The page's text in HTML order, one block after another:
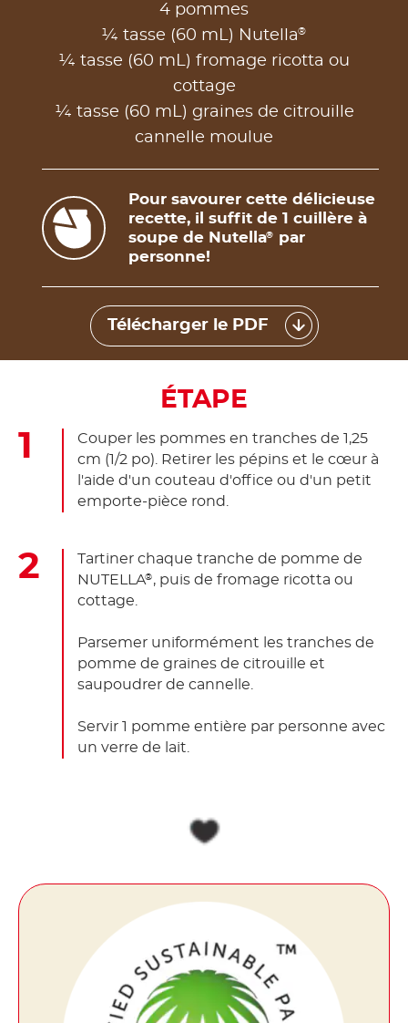
4 pommes
¼ tasse (60 mL) Nutella®
¼ tasse (60 mL) fromage ricotta ou
cottage
¼ tasse (60 mL) graines de citrouille
cannelle moulue
Pour savourer cette délicieuse
recette, il suffit de 1 cuillère à
soupe de Nutella®
par
personne!
Télécharger le PDF
ÉTAPE
Couper les pommes en tranches de 1,25
cm (1/2 po). Retirer les pépins et le cœur à
l'aide d'un couteau d'office ou d'un petit
emporte-pièce rond.
Tartiner chaque tranche de pomme de
NUTELLA® , puis de fromage ricotta ou
cottage.
Parsemer uniformément les tranches de
pomme de graines de citrouille et
saupoudrer de cannelle.
Servir 1 pomme entière par personne avec
un verre de lait.